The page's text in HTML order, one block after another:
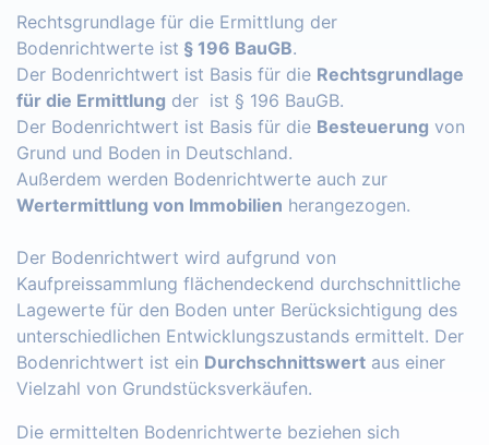
Rechtsgrundlage für die Ermittlung der
Bodenrichtwerte ist § 196 BauGB.
Der Bodenrichtwert ist Basis für die Rechtsgrundlage
für die Ermittlung der ist § 196 BauGB.
Der Bodenrichtwert ist Basis für die Besteuerung von
Grund und Boden in Deutschland.
Außerdem werden Bodenrichtwerte auch zur
Wertermittlung von Immobilien herangezogen.
Der Bodenrichtwert wird aufgrund von
Kaufpreissammlung flächendeckend durchschnittliche
Lagewerte für den Boden unter Berücksichtigung des
unterschiedlichen Entwicklungszustands ermittelt. Der
Bodenrichtwert ist ein Durchschnittswert aus einer
Vielzahl von Grundstücksverkäufen.
Die ermittelten Bodenrichtwerte beziehen sich